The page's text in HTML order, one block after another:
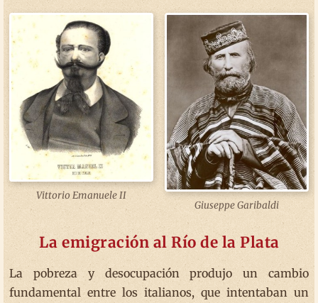
Vittorio Emanuele II
Giuseppe Garibaldi
La emigración al Río de la Plata
La pobreza y desocupación produjo un cambio
fundamental entre los italianos, que intentaban un